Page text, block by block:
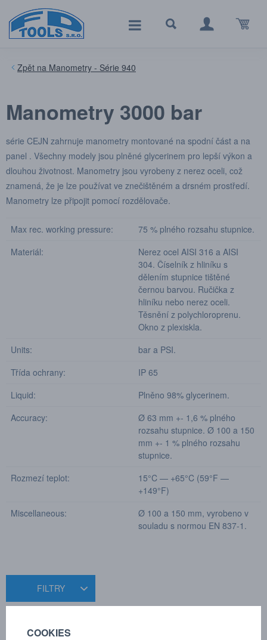
Manometry - Série 940
Manometry 3000 bar
série CEJN zahrnuje manometry montované na spodní část a na
panel . Všechny modely jsou plněné glycerinem pro lepší výkon a
dlouhou životnost. Manometry jsou vyrobeny z nerez oceli, což
znamená, že je lze používat ve znečištěném a drsném prostředí.
Manometry lze připojit pomocí rozdělovače.
Max rec. working pressure:
75 % plného rozsahu stupnice.
Materiál:
Nerez ocel AISI 316 a AISI
304. Číselník z hliníku s
dělením stupnice tištěné
černou barvou. Ručička z
hliníku nebo nerez oceli.
Těsnění z polychloroprenu.
Okno z plexiskla.
Units:
bar a PSI.
Třída ochrany:
IP 65
Liquid:
Plněno 98% glycerinem.
Accuracy:
Ø 63 mm +- 1,6 % plného
rozsahu stupnice. Ø 100 a 150
mm +- 1 % plného rozsahu
stupnice.
Rozmezí teplot:
15°C — +65°C (59°F —
+149°F)
Miscellaneous:
Ø 100 a 150 mm, vyrobeno v
souladu s normou EN 837-1.
FILTRY
SeřaditCOOKIES